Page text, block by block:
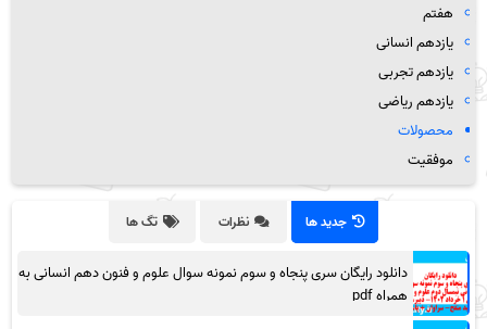
هفتم
یازدهم انسانی
یازدهم تجربی
یازدهم ریاضی
محصولات
موفقیت
جدید ها نظرات تگ ها
دانلود رایگان سری پنجاه و سوم نمونه سوال علوم و فنون دهم انسانی به
همراه pdf